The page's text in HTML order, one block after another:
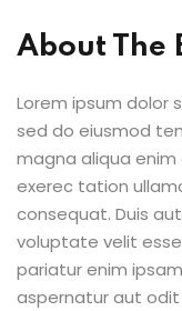
About The
Lorem ipsum dolor
sed do eiusmod
magna aliqua enim
exerec tation
consequat. Duis
voluptate velit
pariatur enim
aspernatur aut